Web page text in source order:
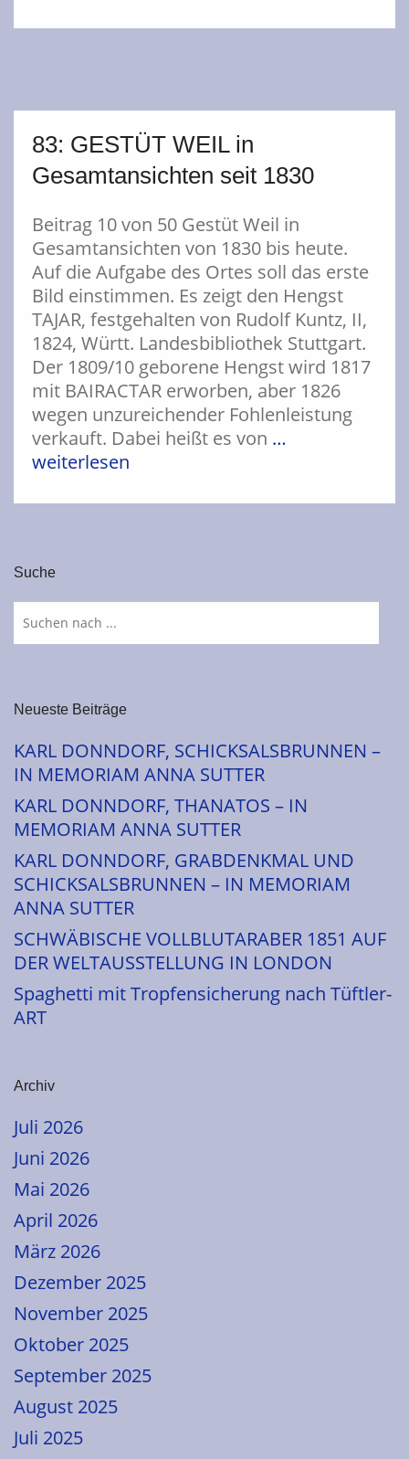
83: GESTÜT WEIL in
Gesamtansichten seit 1830
Beitrag 10 von 50 Gestüt Weil in
Gesamtansichten von 1830 bis heute.
Auf die Aufgabe des Ortes soll das erste
Bild einstimmen. Es zeigt den Hengst
TAJAR, festgehalten von Rudolf Kuntz, II,
1824, Württ. Landesbibliothek Stuttgart.
Der 1809/10 geborene Hengst wird 1817
mit BAIRACTAR erworben, aber 1826
wegen unzureichender Fohlenleistung
verkauft. Dabei heißt es von …
weiterlesen
Suche
Neueste Beiträge
KARL DONNDORF, SCHICKSALSBRUNNEN –
IN MEMORIAM ANNA SUTTER
KARL DONNDORF, THANATOS – IN
MEMORIAM ANNA SUTTER
KARL DONNDORF, GRABDENKMAL UND
SCHICKSALSBRUNNEN – IN MEMORIAM
ANNA SUTTER
SCHWÄBISCHE VOLLBLUTARABER 1851 AUF
DER WELTAUSSTELLUNG IN LONDON
Spaghetti mit Tropfensicherung nach Tüftler-
ART
Archiv
Juli 2026
Juni 2026
Mai 2026
April 2026
März 2026
Dezember 2025
November 2025
Oktober 2025
September 2025
August 2025
Juli 2025